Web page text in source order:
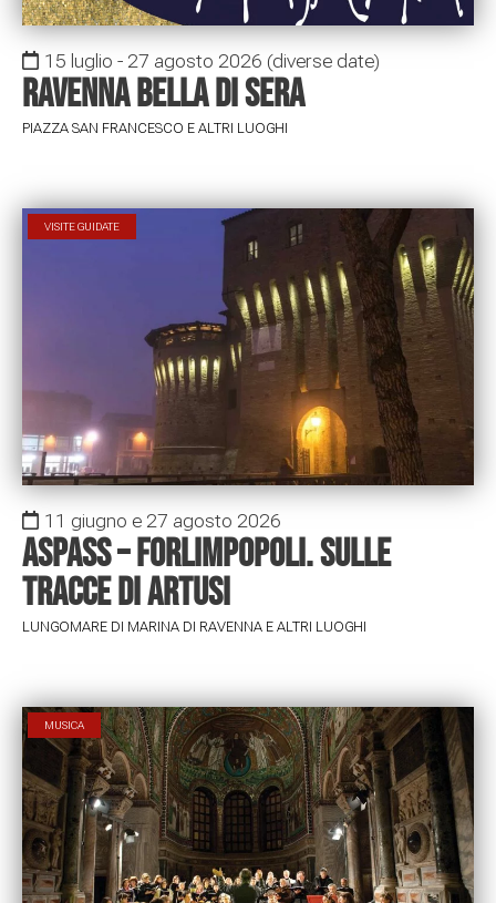
15 luglio - 27 agosto 2026 (diverse date)
Ravenna Bella di Sera
PIAZZA SAN FRANCESCO E ALTRI LUOGHI
VISITE GUIDATE
11 giugno e 27 agosto 2026
ASPASS – Forlimpopoli. Sulle
tracce di Artusi
LUNGOMARE DI MARINA DI RAVENNA E ALTRI LUOGHI
MUSICA